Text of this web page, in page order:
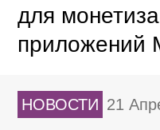
для
приложений
НОВОСТИ 21